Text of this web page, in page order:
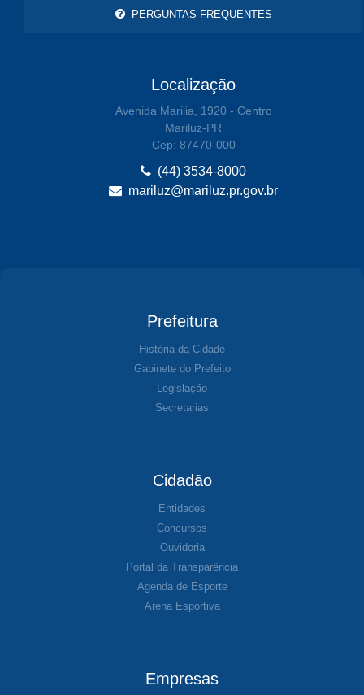
PERGUNTAS FREQUENTES
Localização
Avenida Marilia, 1920 - Centro
Mariluz-PR
Cep: 87470-000
(44) 3534-8000
mariluz@mariluz.pr.gov.br
Prefeitura
História da Cidade
Gabinete do Prefeito
Legislação
Secretarias
Cidadão
Entidades
Concursos
Ouvidoria
Portal da Transparência
Agenda de Esporte
Arena Esportiva
Empresas